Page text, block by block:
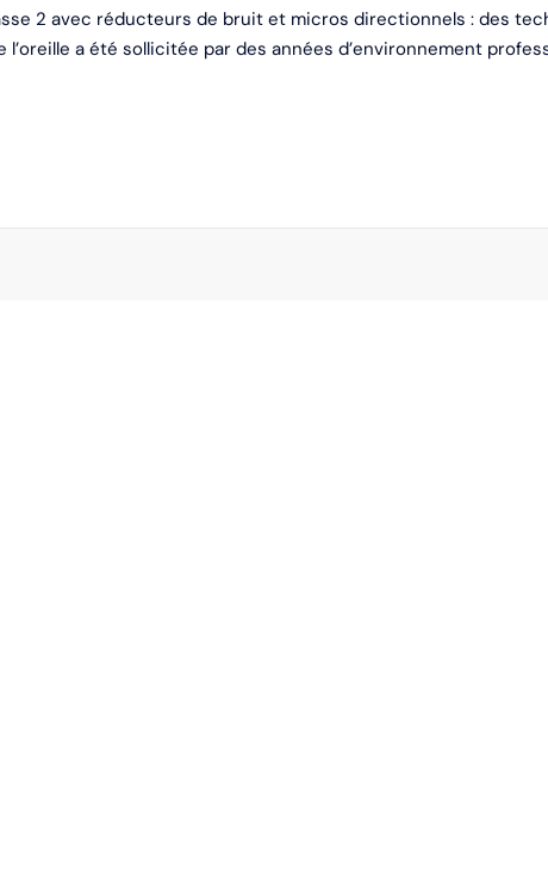
2 avec réducteurs de bruit et micros directionnels : des
l’oreille a été sollicitée par des années d’environnement